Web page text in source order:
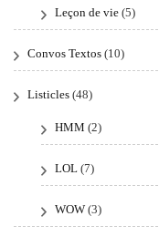
Leçon de vie (5)
Convos Textos (10)
Listicles (48)
HMM (2)
LOL (7)
WOW (3)